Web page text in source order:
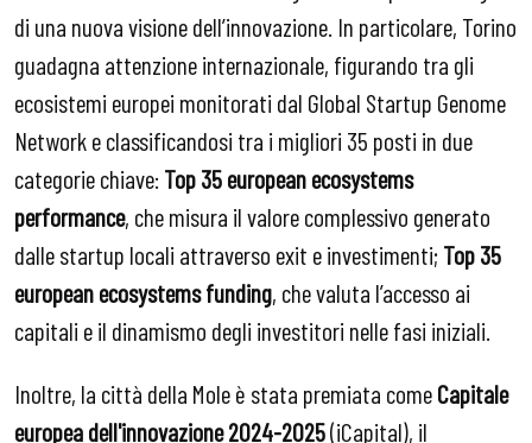
di una nuova visione dell’innovazione. In particolare, Torino
guadagna attenzione internazionale, figurando tra gli
ecosistemi europei monitorati dal Global Startup Genome
Network e classificandosi tra i migliori 35 posti in due
categorie chiave: Top 35 european ecosystems
performance, che misura il valore complessivo generato
dalle startup locali attraverso exit e investimenti;Top 35
european ecosystems funding, che valuta l’accesso ai
capitali e il dinamismo degli investitori nelle fasi iniziali.
Inoltre, la città della Mole è stata premiata comeCapitale
europea dell'innovazione 2024-2025(iCapital), il